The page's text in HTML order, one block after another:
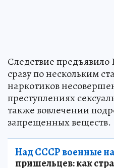
Следствие
сразу по нескольким
наркотиков
преступлениях
также вовлечении
запрещенных веществ.
Над СССР военные
пришельцев: как